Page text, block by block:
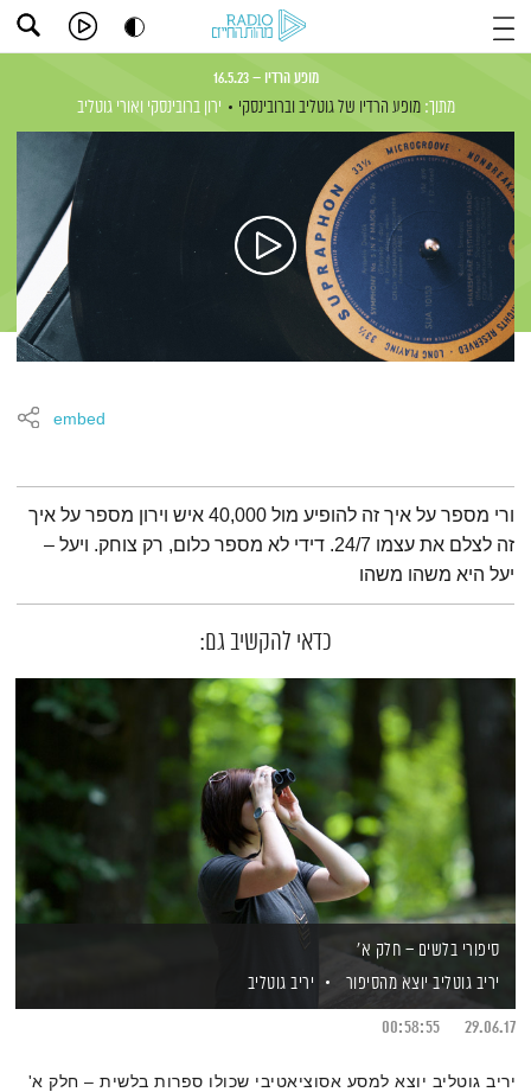
מופע הרדיו – 16.5.23
מתוך: מופע הרדיו של גוטליב וברובינסקי ירון ברובינסקי ואורי גוטליב
embed
תמצית הפודקאסט
ורי מספר על איך זה להופיע מול 40,000 איש וירון מספר על איך
זה לצלם את עצמו 24/7. דידי לא מספר כלום, רק צוחק. ויעל –
יעל היא משהו משהו
כדאי להקשיב גם:
סיפורי בלשים – חלק א'
יריב גוטליב יוצא מהסיפור
יריב גוטליב
29.06.17
00:58:55
יריב גוטליב יוצא למסע אסוציאטיבי שכולו ספרות בלשית – חלק א'